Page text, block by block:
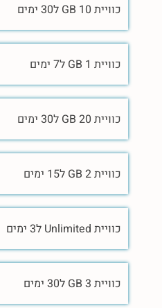
כוויית 10 GB ל30 ימים
כוויית 1 GB ל7 ימים
כוויית 20 GB ל30 ימים
כוויית 2 GB ל15 ימים
כוויית Unlimited ל3 ימים
כוויית 3 GB ל30 ימים